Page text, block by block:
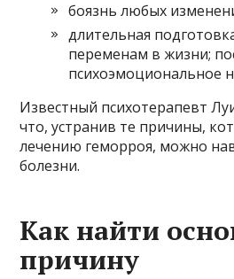
боязнь любых
длительная
переменам в жизни;
психоэмоциональное
Известный психотерапевт
что, устранив те причины,
лечению геморроя, можно
болезни.
Как найти
причину